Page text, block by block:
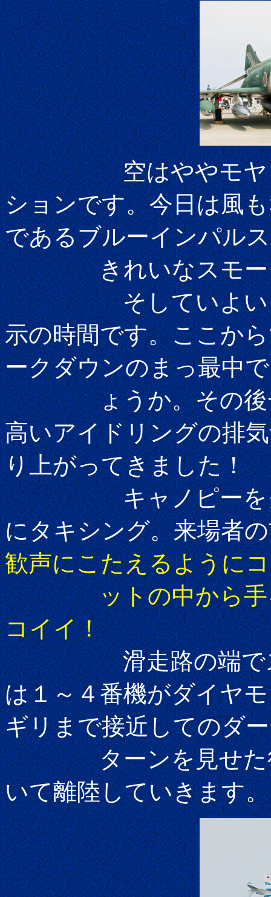
空はややモヤって
ションです。今日は風
であるブルーインパル
きれいなスモーク
そしていよいよブ
示の時間です。ここか
ークダウンのまっ最中
ょうか。その後一
高いアイドリングの排
り上がってきました！
キャノピーをクロ
にタキシング。来場者
歓声にこたえるように
ットの中から手を
コイイ！
滑走路の端でスモ
は１～４番機がダイヤ
ギリまで接近してのダ
ターンを見せた後
いて離陸していきます。